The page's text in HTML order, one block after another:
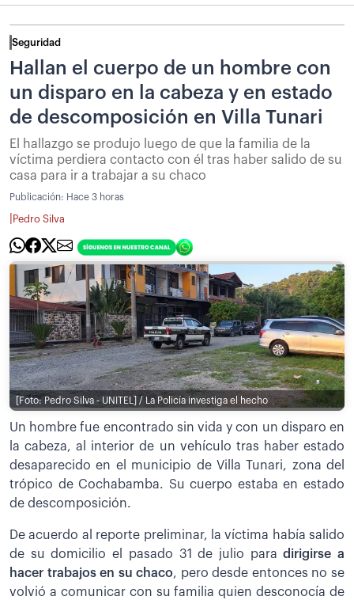
Seguridad
Hallan el cuerpo de un hombre con
un disparo en la cabeza y en estado
de descomposición en Villa Tunari
El hallazgo se produjo luego de que la familia de la
víctima perdiera contacto con él tras haber salido de su
casa para ir a trabajar a su chaco
Publicación: Hace 3 horas
Pedro Silva
[Foto: Pedro Silva - UNITEL] / La Policía investiga el hecho
Un hombre fue encontrado sin vida y con un disparo en
la cabeza, al interior de un vehículo tras haber estado
desaparecido en el municipio de Villa Tunari, zona del
trópico de Cochabamba. Su cuerpo estaba en estado
de descomposición.
De acuerdo al reporte preliminar, la víctima había salido
de su domicilio el pasado 31 de julio paradirigirse a
hacer trabajos en su chaco, pero desde entonces no se
volvió a comunicar con su familia quien desconocía de